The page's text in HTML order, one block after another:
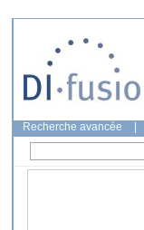
Recherche avancée